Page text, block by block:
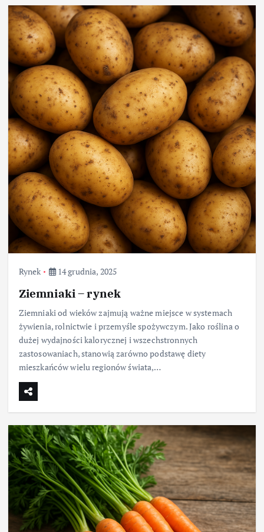
Rynek 14 grudnia, 2025
Ziemniaki – rynek
Ziemniaki od wieków zajmują ważne miejsce w systemach
żywienia, rolnictwie i przemyśle spożywczym. Jako roślina o
dużej wydajności kalorycznej i wszechstronnych
zastosowaniach, stanowią zarówno podstawę diety
mieszkańców wielu regionów świata,…